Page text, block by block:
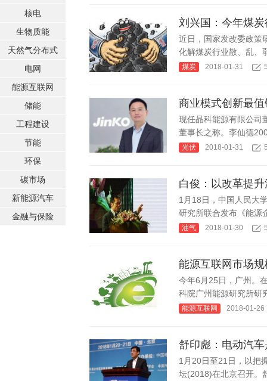
核电
生物质能
天然气分布式
电网
能源互联网
储能
工程建设
节能
环保
碳市场
新能源汽车
金融与保险
刘兴国：今年煤
近日，国家发改委政策
化解煤炭行业散、乱、
煤炭 2018-01-31
商业模式创新最
现任晶科能源有限公司
董事长之称。李仙德
光伏 2018-01-31
白俊：以改革提
1月18日，中国人民大
研究所联合发布《能源
油气 2018-01-30
能源互联网市场
今年6月25日，广州。
科院广州能源研究所研
能源互联网 2018-01-26
舒印彪：电动汽
1月20日至21日，以把
坛(2018)在北京召开。